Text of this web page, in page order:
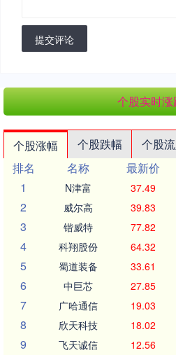
提交评论
个股实时
个股涨幅 个股跌幅 个股
排名
名称 最新价
1
N津富 37.49
2 威尔高 39.83
3 锴威特 77.82
4 科翔股份 64.32
5 蜀道装备 33.61
6 中巨芯 27.85
7 广哈通信 19.03
8 欣天科技 18.02
9 飞天诚信 12.56